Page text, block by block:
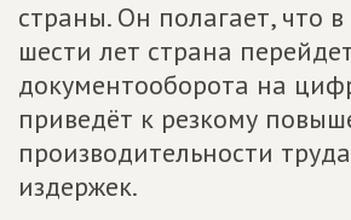
страны. Он полагает, что
шести лет страна
документооборота на
приведёт к резкому
производительности
издержек.